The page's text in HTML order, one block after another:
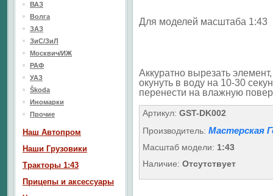
Для моделей масштаба 1:43
Аккуратно вырезать элемент,
окунуть в воду на 10-30
перенести на влажную
Артикул: GST-DK002
Производитель: Мастерская
Масштаб модели: 1:43
Наличие: Отсутствует
ВАЗ
Волга
ЗАЗ
ЗиС/ЗиЛ
Москвич/ИЖ
РАФ
УАЗ
Škoda
Иномарки
Прочие
Наш Aвтопром
Наши Грузовики
Тракторы 1:43
Прицепы и аксессуары